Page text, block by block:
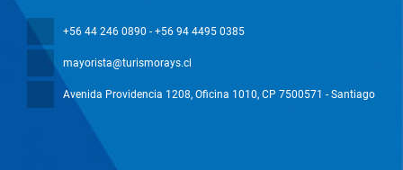
+56 44 246 0890 - +56 94 4495 0385
mayorista@turismorays.cl
Avenida Providencia 1208, Oficina 1010, CP 7500571 - Santiago